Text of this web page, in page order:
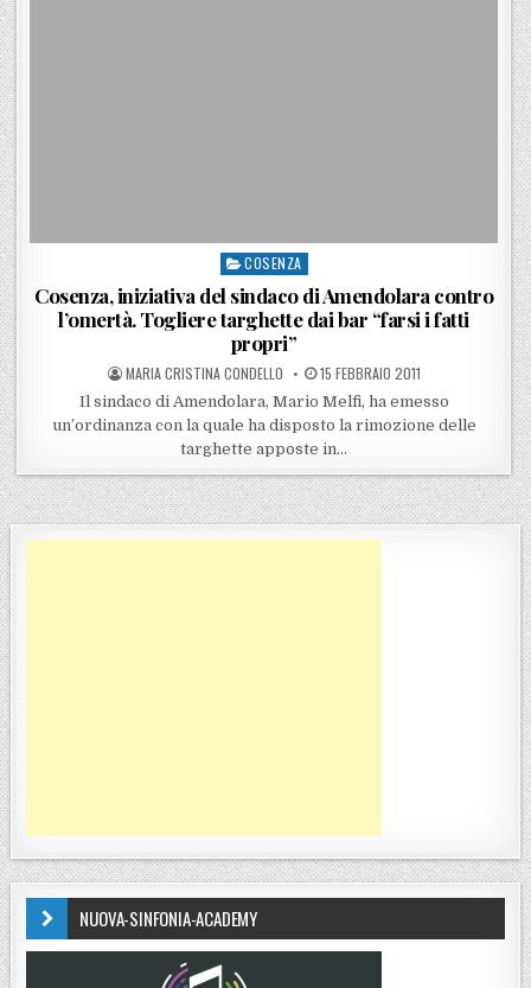
Posted in
COSENZA
Cosenza, iniziativa del sindaco di Amendolara contro
l’omertà. Togliere targhette dai bar “farsi i fatti
propri”
POSTED BY
MARIA CRISTINA CONDELLO POSTED ON
15 FEBBRAIO 2011
Il sindaco di Amendolara, Mario Melfi, ha emesso
un’ordinanza con la quale ha disposto la rimozione delle
targhette apposte in…
NUOVA-SINFONIA-ACADEMY